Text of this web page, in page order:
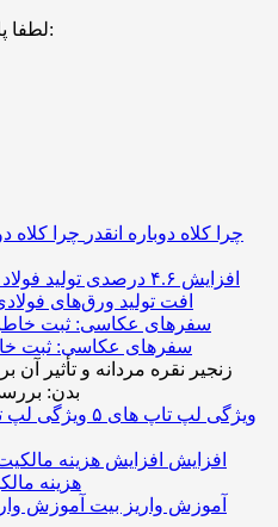
لطفا پاسخ را به عدد انگلیسی وارد کنید:
چرا کلاه دوباره انقدر
افت تولید ورق‌های
سفرهای عکاسی: ثبت
زنجیر نقره مردانه و تأثیر آن
بدن:
۵ ویژگی لپ تاپ های
افزایش
هزینه
آموزش واریز بیت